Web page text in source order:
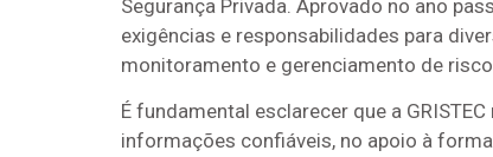
Segurança Privada. Aprovado no ano
exigências e responsabilidades para
monitoramento e gerenciamento de
É fundamental esclarecer que a
informações confiáveis, no apoio à